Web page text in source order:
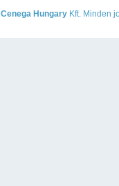
Cenega Hungary Kft. Minden